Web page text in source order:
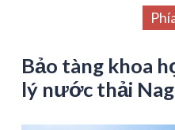
Bảo tàng khoa
lý nước thải